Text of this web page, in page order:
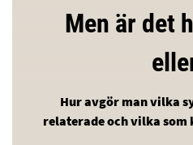
Men är det
Hur avgör man vilka
relaterade och vilka som